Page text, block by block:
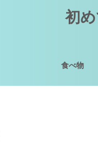
初
食べ物